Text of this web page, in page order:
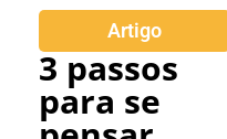
Artigo
3 passos
para se